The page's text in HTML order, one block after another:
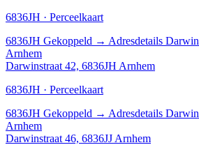
6836JH · Perceelkaart
6836JH Gekoppeld → Adresdetails
Arnhem
Darwinstraat 42, 6836JH Arnhem
6836JH · Perceelkaart
6836JH Gekoppeld → Adresdetails
Arnhem
Darwinstraat 46, 6836JJ Arnhem